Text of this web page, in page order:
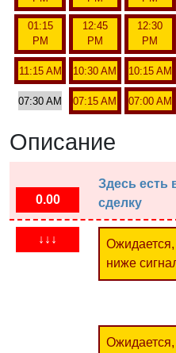
01:15
PM
12:45
PM
12:30
PM
11:15 AM 10:30 AM 10:15 AM
07:30 AM 07:15 AM 07:00 AM
Описание
0.00
Здесь есть
сделку
↓↓↓
Ожидается,
ниже
Ожидается,